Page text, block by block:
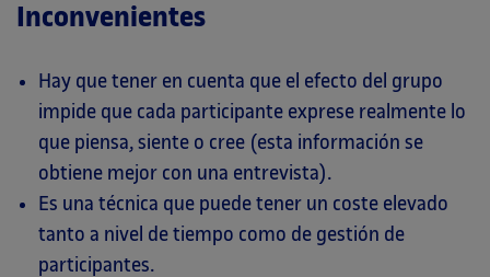
Inconvenientes
Hay que tener en cuenta que el efecto del grupo
impide que cada participante exprese realmente lo
que piensa, siente o cree (esta información se
obtiene mejor con una entrevista).
Es una técnica que puede tener un coste elevado
tanto a nivel de tiempo como de gestión de
participantes.